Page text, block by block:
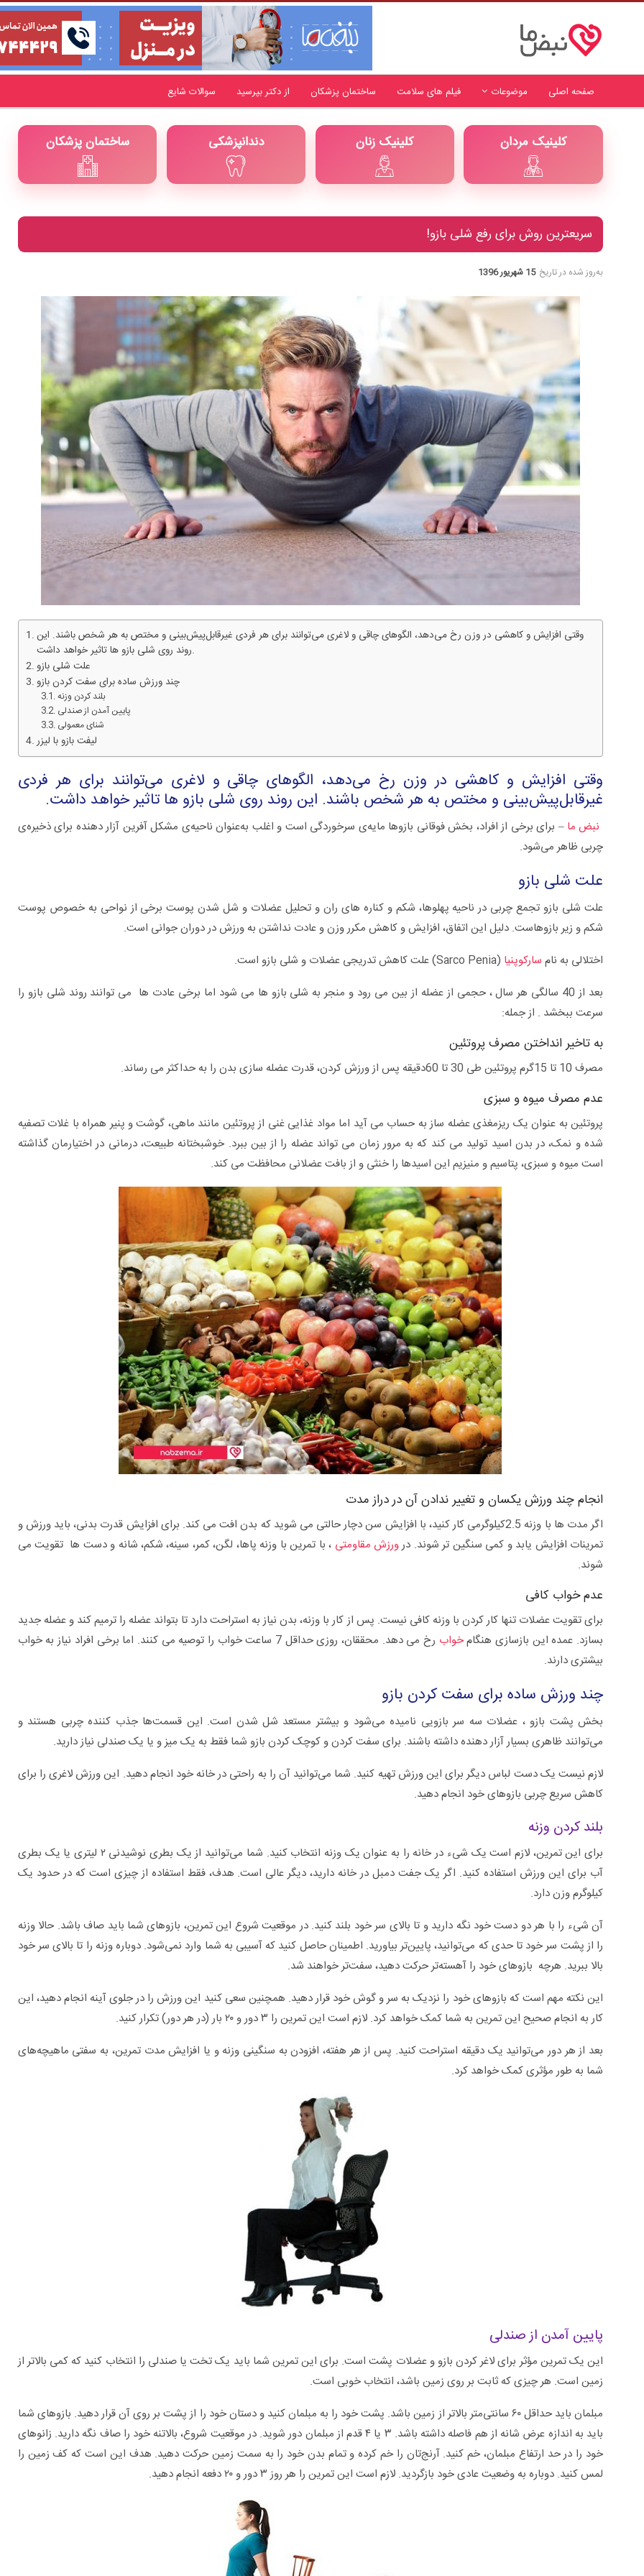
صفحه اصلی موضوعات فیلم های سلامت ساختمان پزشکان از دکتر بپرسید سوالات شایع
ساختمان پزشکان دندانپزشکی کلینیک زنان کلینیک مردان
سریعترین روش برای رفع شلی بازو!
به‌روز شده در تاریخ 15 شهریور 1396
وقتی افزایش و کاهشی در وزن رخ می‌دهد، الگوهای چاقی و لاغری می‌توانند برای هر فردی غیرقابل‌پیش‌بینی و مختص به هر شخص باشند. این
روند روی شلی بازو ها تاثیر خواهد داشت.
علت شلی بازو
چند ورزش ساده برای سفت کردن بازو
بلند کردن وزنه
پایین آمدن از صندلی
شنای معمولی
لیفت بازو با لیزر
وقتی افزایش و کاهشی در وزن رخ می‌دهد، الگوهای چاقی و لاغری می‌توانند برای هر فردی
غیرقابل‌پیش‌بینی و مختص به هر شخص باشند. این روند روی شلی بازو ها تاثیر خواهد داشت.
نبض ما – برای برخی از افراد، بخش فوقانی بازوها مایه‌ی سرخوردگی است و اغلب به‌عنوان ناحیه‌ی مشکل آفرین آزار دهنده برای ذخیره‌ی
چربی ظاهر می‌شود.
علت شلی بازو
علت شلی بازو تجمع چربی در ناحیه پهلوها، شکم و کناره های ران و تحلیل عضلات و شل شدن پوست برخی از نواحی به خصوص پوست
شکم و زیر بازوهاست. دلیل این اتفاق، افزایش و کاهش مکرر وزن و عادت نداشتن به ورزش در دوران جوانی است.
اختلالی به نام سارکوپنیا (Sarco Penia) علت کاهش تدریجی عضلات و شلی بازو است.
بعد از 40 سالگی هر سال ، حجمی از عضله از بین می رود و منجر به شلی بازو ها می شود اما برخی عادت ها می توانند روند شلی بازو را
سرعت ببخشد . از جمله:
به تاخیر انداختن مصرف پروتئین
مصرف 10 تا 15گرم پروتئین طی 30 تا 60دقیقه پس از ورزش کردن، قدرت عضله سازی بدن را به حداکثر می رساند.
عدم مصرف میوه و سبزی
پروتئین به عنوان یک ریزمغذی عضله ساز به حساب می آید اما مواد غذایی غنی از پروتئین مانند ماهی، گوشت و پنیر همراه با غلات تصفیه
شده و نمک، در بدن اسید تولید می کند که به مرور زمان می تواند عضله را از بین ببرد. خوشبختانه طبیعت، درمانی در اختیارمان گذاشته
است میوه و سبزی، پتاسیم و منیزیم این اسیدها را خنثی و از بافت عضلانی محافظت می کند.
انجام چند ورزش یکسان و تغییر ندادن آن در دراز مدت
اگر مدت ها با وزنه 2.5کیلوگرمی کار کنید، با افزایش سن دچار حالتی می شوید که بدن افت می کند. برای افزایش قدرت بدنی، باید ورزش و
تمرینات افزایش یابد و کمی سنگین تر شوند. درورزش مقاومتی ، با تمرین با وزنه پاها، لگن، کمر، سینه، شکم، شانه و دست ها تقویت می
شوند.
عدم خواب کافی
برای تقویت عضلات تنها کار کردن با وزنه کافی نیست. پس از کار با وزنه، بدن نیاز به استراحت دارد تا بتواند عضله را ترمیم کند و عضله جدید
بسازد. عمده این بازسازی هنگامخواب
رخ می دهد. محققان، روزی حداقل 7 ساعت خواب را توصیه می کنند. اما برخی افراد نیاز به خواب
بیشتری دارند.
چند ورزش ساده برای سفت کردن بازو
بخش‌ پشت بازو ، عضلات سه سر بازویی نامیده می‌شود و بیشتر مستعد شل شدن است. این قسمت‌ها جذب کننده چربی هستند و
می‌توانند ظاهری بسیار آزار دهنده داشته باشند. برای سفت کردن و کوچک کردن بازو شما فقط به یک میز و یا یک صندلی نیاز دارید.
لازم نیست یک دست لباس دیگر برای این ورزش تهیه کنید. شما می‌توانید آن را به راحتی در خانه خود انجام دهید. این ورزش لاغری را برای
کاهش سریع چربی بازو‌های خود انجام دهید.
بلند کردن وزنه
برای این تمرین، لازم است یک شیء در خانه را به عنوان یک وزنه انتخاب کنید. شما می‌توانید از یک بطری نوشیدنی ۲ لیتری یا یک بطری
آب برای این ورزش استفاده کنید. اگر یک جفت دمبل در خانه دارید، دیگر عالی است. هدف، فقط استفاده از چیزی است که در حدود یک
کیلوگرم وزن دارد.
آن شیء را با هر دو دست خود نگه دارید و تا بالای سر خود بلند کنید. در موقعیت شروع این تمرین، بازو‌های شما باید صاف باشد. حالا وزنه
را از پشت سر خود تا حدی که می‌توانید، پایین‌تر بیاورید. اطمینان حاصل کنید که آسیبی به شما وارد نمی‌شود. دوباره وزنه را تا بالای سر خود
بالا ببرید. هرچه بازوهای خود را آهسته‌تر حرکت دهید، سفت‌تر خواهند شد.
این نکته مهم است که بازوهای خود را نزدیک به سر و گوش خود قرار دهید. همچنین سعی کنید این ورزش را در جلوی آینه انجام دهید، این
کار به انجام صحیح این تمرین به شما کمک خواهد کرد. لازم است این تمرین را ۳ دور و ۲۰ بار (در هر دور) تکرار کنید.
بعد از هر دور می‌توانید یک دقیقه استراحت کنید. پس از هر هفته، افزودن به سنگینی وزنه و یا افزایش مدت تمرین، به سفتی ماهیچه‌های
شما به طور مؤثری کمک خواهد کرد.
پایین آمدن از صندلی
این یک تمرین مؤثر برای لاغر کردن بازو و عضلات پشت است. برای این تمرین شما باید یک تخت یا صندلی را انتخاب کنید که کمی بالاتر از
زمین است. هر چیزی که ثابت بر روی زمین باشد، انتخاب خوبی است.
مبلمان باید حداقل ۶۰ سانتی‌متر بالاتر از زمین باشد. پشت خود را به مبلمان کنید و دستان خود را از پشت بر روی آن قرار دهید. بازو‌های شما
باید به اندازه عرض شانه از هم فاصله داشته باشد. ۳ یا ۴ قدم از مبلمان دور شوید. در موقعیت شروع، بالاتنه خود را صاف نگه دارید. زانوهای
خود را در حد ارتفاع مبلمان، خم کنید. آرنج‌تان را خم کرده و تمام بدن خود را به سمت زمین حرکت دهید. هدف این است که کف زمین را
لمس کنید. دوباره به وضعیت عادی خود بازگردید. لازم است این تمرین را هر روز ۳ دور و ۲۰ دفعه انجام دهید.
+ویدئو